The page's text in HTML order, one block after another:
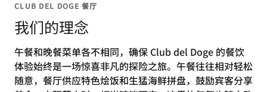
CLUB DEL DOGE 餐厅
我们的理念
午餐和晚餐菜单各不相同，确保 Club del Doge 的餐饮
体验始终是一场惊喜非凡的探险之旅。午餐往往相对轻松
随意，餐厅供应特色烩饭和生猛海鲜拼盘，鼓励宾客分享